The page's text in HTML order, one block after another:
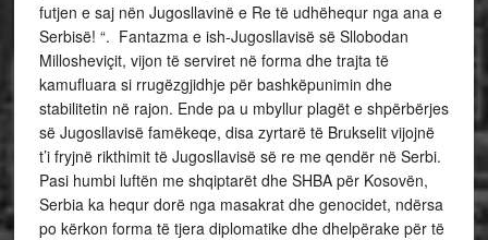
futjen e saj nën Jugosllavinë e Re të udhëhequr nga ana e
Serbisë! “. Fantazma e ish-Jugosllavisë së Sllobodan
Millosheviçit, vijon të serviret në forma dhe trajta të
kamufluara si rrugëzgjidhje për bashkëpunimin dhe
stabilitetin në rajon. Ende pa u mbyllur plagët e shpërbërjes
së Jugosllavisë famëkeqe, disa zyrtarë të Brukselit vijojnë
t’i fryjnë rikthimit të Jugosllavisë së re me qendër në Serbi.
Pasi humbi luftën me shqiptarët dhe SHBA për Kosovën,
Serbia ka hequr dorë nga masakrat dhe genocidet, ndërsa
po kërkon forma të tjera diplomatike dhe dhelpërake për të